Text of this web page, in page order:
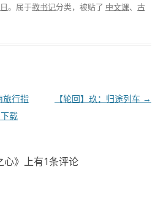
。属于教书记分类，被贴了 中文课、 古
旅行指
载
【轮回】玖：归途列车 →
心》上有1条评论